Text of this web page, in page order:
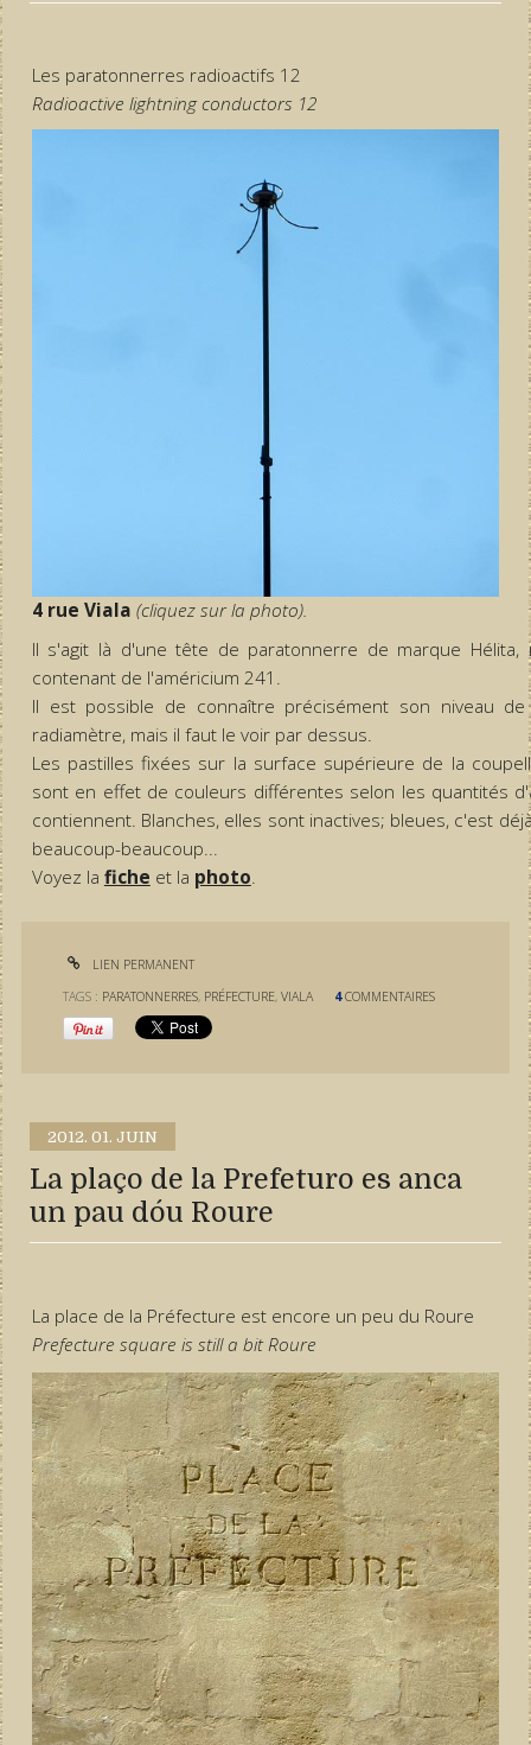
Les paratonnerres radioactifs 12
Radioactive lightning conductors 12
4 rue Viala (cliquez sur la photo).
Il s'agit là d'une tête de paratonnerre de marque Hélita,
contenant de l'américium 241.
Il est possible de connaître précisément son niveau de
radiamètre, mais il faut le voir par dessus.
Les pastilles fixées sur la surface supérieure de la
sont en effet de couleurs différentes selon les quantités
contiennent. Blanches, elles sont inactives; bleues, c'est
beaucoup-beaucoup...
Voyez la fiche et la photo.
LIEN PERMANENT
TAGS : PARATONNERRES, PRÉFECTURE,VIALA 4 COMMENTAIRES
2012. 01. JUIN
La plaço de la Prefeturo es anca
un pau dóu Roure
La place de la Préfecture est encore un peu du Roure
Prefecture square is still a bit Roure